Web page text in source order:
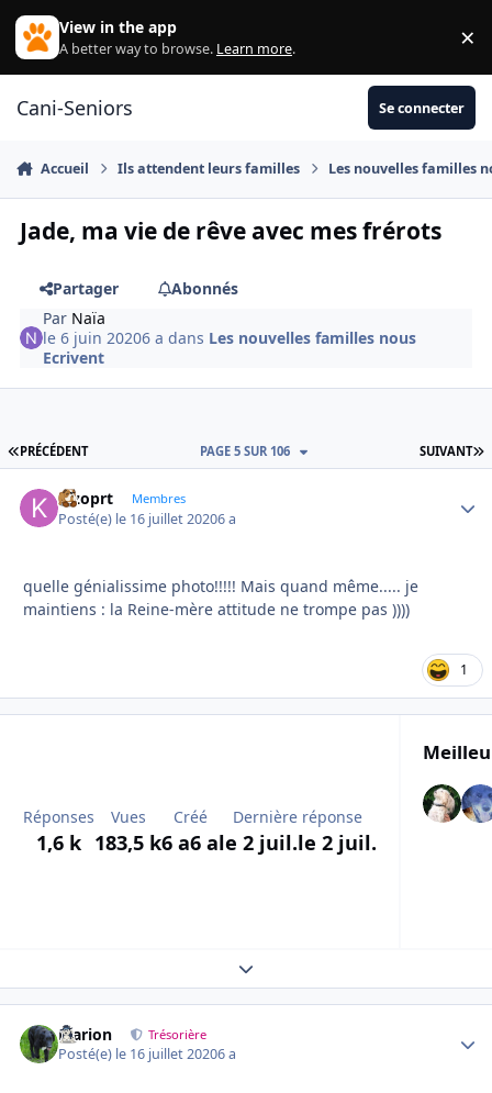
Aller au contenu
View in the app
A better way to browse. Learn more. ×
Cani-Seniors Se connecter
Accueil Ils attendent leurs familles Les nouvelles familles
Jade, ma vie de rêve avec mes frérots
Partager
Abonnés
Par Naïa
le 6 juin 20206 a dans Les nouvelles familles nous
Ecrivent
PREMIÈRE PAGE
PRÉCÉDENT SUIVANT
PAGE 5 SUR 106
kizoprt Membres
Posté(e) le 16 juillet 20206 a
quelle génialissime photo!!!!! Mais quand même..... je
maintiens : la Reine-mère attitude ne trompe pas ))))
1
Réponses
1,6 k
Vues
183,5 k
Créé
6 a6 a
Dernière réponse
le 2 juil.le 2 juil.
Expand topic overview
Marion Trésorière
Posté(e) le 16 juillet 20206 a